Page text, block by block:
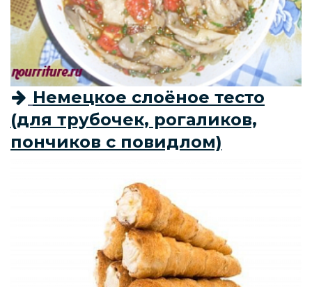
Немецкое слоёное тесто
(для трубочек, рогаликов,
пончиков с повидлом)